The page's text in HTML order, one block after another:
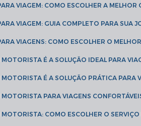
VIAGEM: COMO ESCOLHER A
VIAGEM: GUIA COMPLETO PARA SUA
VIAGENS: COMO ESCOLHER O
MOTORISTA É A SOLUÇÃO IDEAL PARA
MOTORISTA É A SOLUÇÃO PRÁTICA PARA
MOTORISTA PARA VIAGENS
MOTORISTA: COMO ESCOLHER O